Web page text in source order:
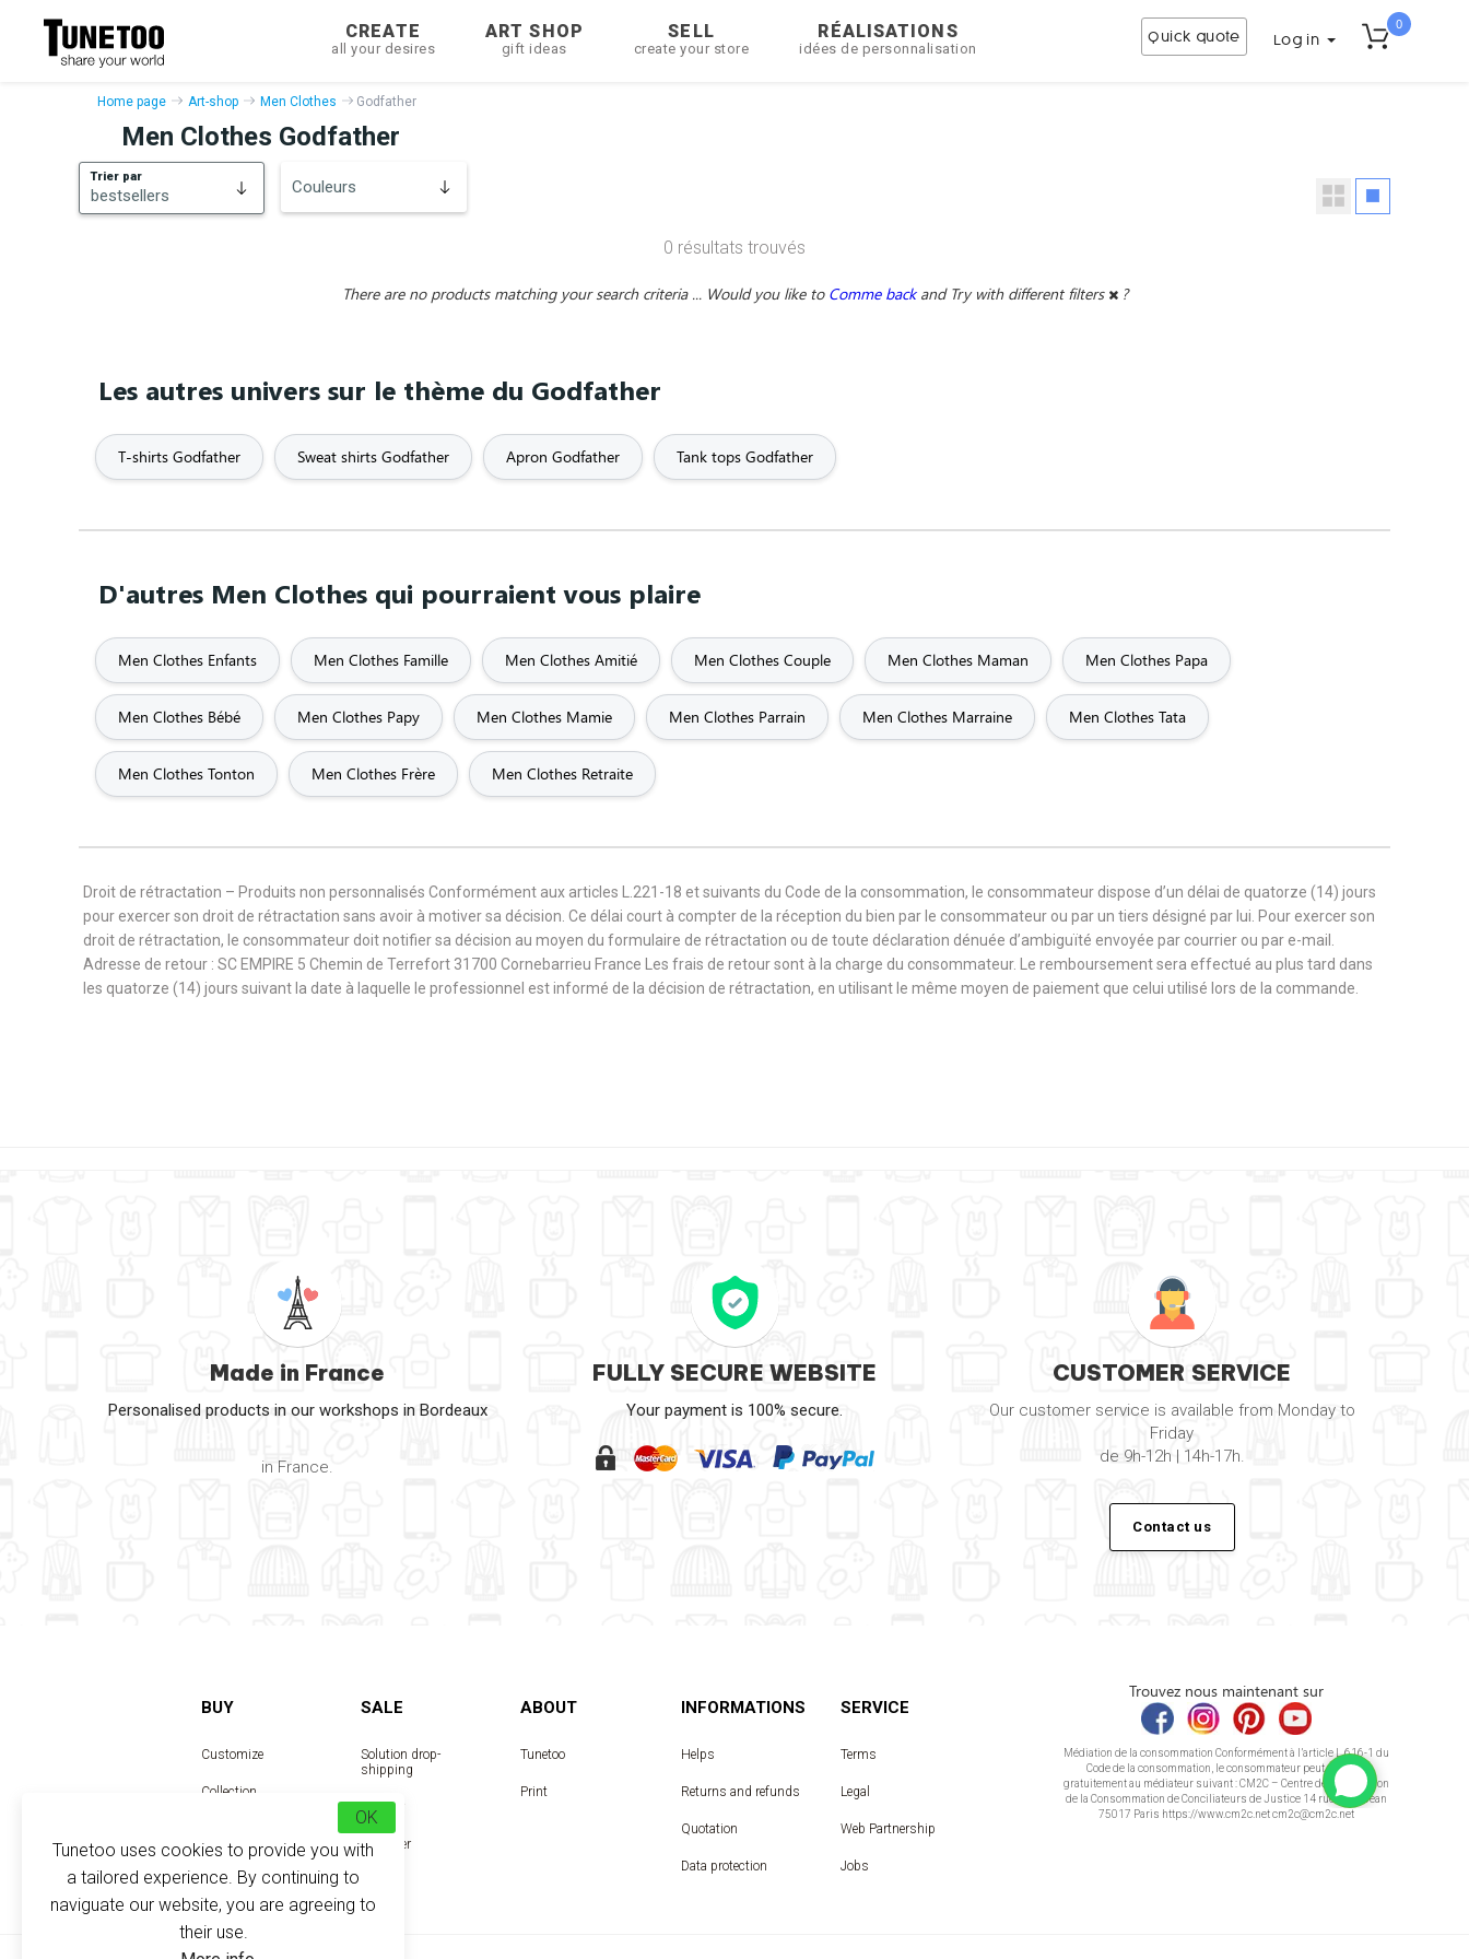
CREATE
all your desires
ART SHOP
gift ideas
SELL
create your store
RÉALISATIONS
idées de personnalisation
Quick quote Log in
0
Home page Art-shop Men Clothes Godfather
Men Clothes Godfather
Trier par
bestsellers Couleurs
0 résultats trouvés
There are no products matching your search criteria ... Would you like to Comme back and Try with different filters ?
Les autres univers sur le thème du Godfather
T-shirts Godfather Sweat shirts Godfather Apron Godfather Tank tops Godfather
D'autres Men Clothes qui pourraient vous plaire
Men Clothes Enfants Men Clothes Famille Men Clothes Amitié Men Clothes Couple Men Clothes Maman Men Clothes Papa
Men Clothes Bébé Men Clothes Papy Men Clothes Mamie Men Clothes Parrain Men Clothes Marraine Men Clothes Tata
Men Clothes Tonton Men Clothes Frère Men Clothes Retraite
Droit de rétractation – Produits non personnalisés Conformément aux articles L.221-18 et suivants du Code de la consommation, le consommateur dispose d’un délai de quatorze (14) jours
pour exercer son droit de rétractation sans avoir à motiver sa décision. Ce délai court à compter de la réception du bien par le consommateur ou par un tiers désigné par lui. Pour exercer son
droit de rétractation, le consommateur doit notifier sa décision au moyen du formulaire de rétractation ou de toute déclaration dénuée d’ambiguïté envoyée par courrier ou par e-mail.
Adresse de retour : SC EMPIRE 5 Chemin de Terrefort 31700 Cornebarrieu France Les frais de retour sont à la charge du consommateur. Le remboursement sera effectué au plus tard dans
les quatorze (14) jours suivant la date à laquelle le professionnel est informé de la décision de rétractation, en utilisant le même moyen de paiement que celui utilisé lors de la commande.
Made in France
Personalised products in our workshops in Bordeaux
in France.
FULLY SECURE WEBSITE
Your payment is 100% secure.
CUSTOMER SERVICE
Our customer service is available from Monday to
Friday
de 9h-12h | 14h-17h.
Contact us
BUY
Customize
Collection
SALE
Solution drop-
shipping
Reseller
Designer
ABOUT
Tunetoo
Print
INFORMATIONS
Helps
Returns and refunds
Quotation
Data protection
SERVICE
Terms
Legal
Web Partnership
Jobs
Trouvez nous maintenant sur
Médiation de la consommation Conformément à l’article L.616-1 du
Code de la consommation, le consommateur peut recourir
gratuitement au médiateur suivant : CM2C – Centre de la Médiation
de la Consommation de Conciliateurs de Justice 14 rue Saint Jean
75017 Paris https://www.cm2c.net cm2c@cm2c.net
Tunetoo uses cookies to provide you with
a tailored experience. By continuing to
naviguate our website, you are agreeing to
their use.
OK